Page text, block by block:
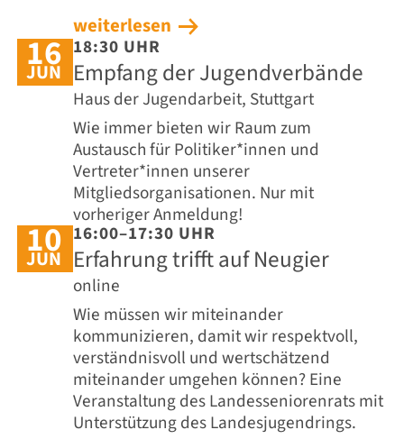
weiterlesen
16
JUN
18:30 UHR
Empfang der Jugendverbände
Haus der Jugendarbeit, Stuttgart
Wie immer bieten wir Raum zum
Austausch für Politiker*innen und
Vertreter*innen unserer
Mitgliedsorganisationen. Nur mit
vorheriger Anmeldung!
10
JUN
16:00–17:30 UHR
Erfahrung trifft auf Neugier
online
Wie müssen wir miteinander
kommunizieren, damit wir respektvoll,
verständnisvoll und wertschätzend
miteinander umgehen können? Eine
Veranstaltung des Landesseniorenrats mit
Unterstützung des Landesjugendrings.